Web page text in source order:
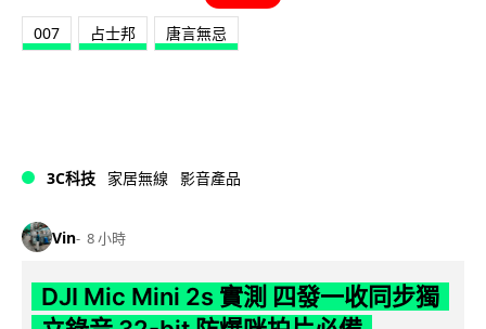
007 占士邦 唐言無忌
3C科技 家居無線 影音產品
Vin 8 小時
DJI Mic Mini 2s 實測 四發一收同步獨